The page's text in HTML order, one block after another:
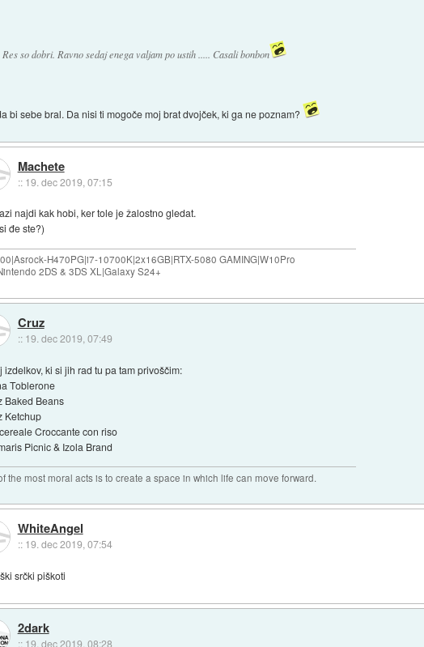
Res so dobri. Ravno sedaj enega valjam po ustih ..... Casali bonbon
bi sebe bral. Da nisi ti mogoče moj brat dvojček, ki ga ne poznam?
Machete
:: 19. dec 2019, 07:15
najdi kak hobi, ker tole je žalostno gledat.
đe ste?)
H470PG|i7-10700K|2x16GB|RTX-5080 GAMING|W10Pro
2DS & 3DS XL|Galaxy S24+
Cruz
:: 19. dec 2019, 07:49
izdelkov, ki si jih rad tu pa tam privoščim:
Toblerone
Baked Beans
Ketchup
Croccante con riso
Picnic & Izola Brand
the most moral acts is to create a space in which life can move forward.
WhiteAngel
:: 19. dec 2019, 07:54
srčki piškoti
2dark
:: 19. dec 2019, 08:28